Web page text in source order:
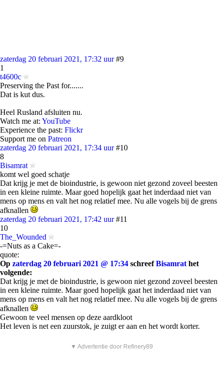
zaterdag 20 februari 2021, 17:32 uur #9
1
t4600c
Preserving the Past for.......
Dat is kut dus.
Heel Rusland afsluiten nu.
Watch me at: YouTube
Experience the past: Flickr
Support me on Patreon
zaterdag 20 februari 2021, 17:34 uur #10
8
Bisamrat
komt wel goed schatje
Dat krijg je met de bioindustrie, is gewoon niet gezond zoveel beesten
in een kleine ruimte. Maar goed hopelijk gaat het inderdaad niet van
mens op mens en valt het nog relatief mee. Nu alle vogels bij de grens
afknallen
zaterdag 20 februari 2021, 17:42 uur #11
10
The_Wounded
-=Nuts as a Cake=-
quote:
Op zaterdag 20 februari 2021 @ 17:34 schreefBisamrat het
volgende:
Dat krijg je met de bioindustrie, is gewoon niet gezond zoveel beesten
in een kleine ruimte. Maar goed hopelijk gaat het inderdaad niet van
mens op mens en valt het nog relatief mee. Nu alle vogels bij de grens
afknallen
Gewoon te veel mensen op deze aardkloot
Het leven is net een zuurstok, je zuigt er aan en het wordt korter.
▼ Advertentie door Refinery89